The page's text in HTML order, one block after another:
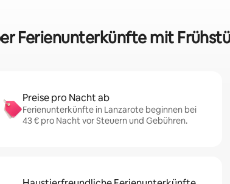
Ferienunterkünfte mit
Preise pro Nacht ab
Ferienunterkünfte in Lanzarote beginnen bei
43 € pro Nacht vor Steuern und Gebühren.